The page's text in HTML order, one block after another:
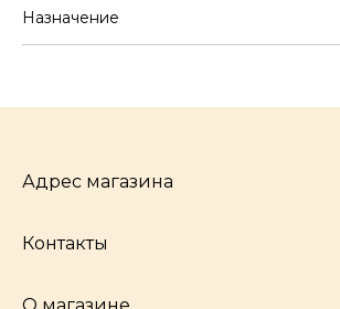
Назначение
Адрес магазина
Челябинск,
Контакты